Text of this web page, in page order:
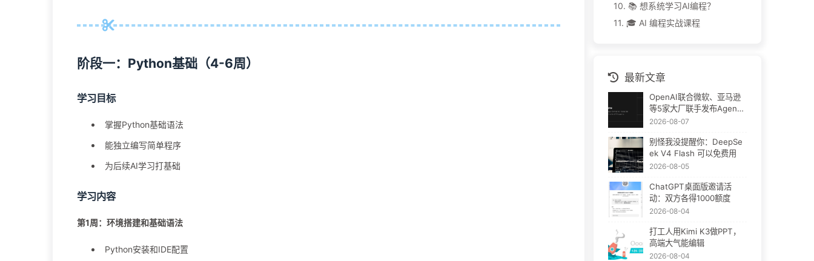
阶段一：Python基础（4-6周）
学习目标
掌握Python基础语法
能独立编写简单程序
为后续AI学习打基础
学习内容
第1周：环境搭建和基础语法
Python安装和IDE配置
10. 📚 想系统学习AI编程？
11. 🎓 AI 编程实战课程
最新文章
OpenAI联合微软、亚马逊
等5家大厂联手发布Agent
Plugins：AI插件终于要统
2026-08-07
别怪我没提醒你：DeepSe
ek V4 Flash 可以免费用
2026-08-05
ChatGPT桌面版邀请活
动：双方各得1000额度
2026-08-04
打工人用Kimi K3做PPT，
高端大气能编辑
2026-08-04